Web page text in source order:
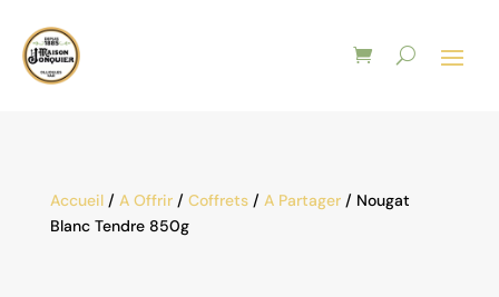
Accueil/ A Offrir/ Coffrets/ A Partager/ Nougat
Blanc Tendre 850g